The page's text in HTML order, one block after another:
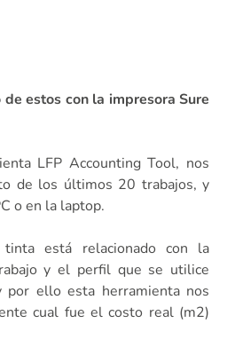
estos con la impresora Sure
LFP Accounting Tool, nos
de los últimos 20 trabajos, y
o en la laptop.
está relacionado con la
y el perfil que se utilice
por ello esta herramienta nos
cual fue el costo real (m2)